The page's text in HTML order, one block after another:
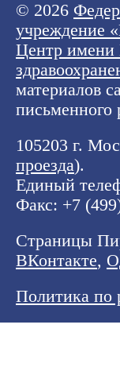
© 2026
учреждение
Центр имени
материалов
письменного
105203 г.
проезда).
Единый
Факс: +7
Страницы
ВКонтакте,
Политика по